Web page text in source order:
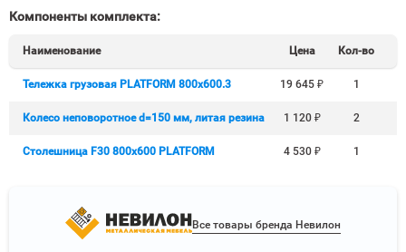
Компоненты комплекта:
Наименование Цена Кол-во
Тележка грузовая PLATFORM 800х600.3 19 645₽ 1
Колесо неповоротное d=150 мм, литая резина 1 120 ₽ 2
Столешница F30 800х600 PLATFORM 4 530 ₽ 1
Все товары бренда Невилон